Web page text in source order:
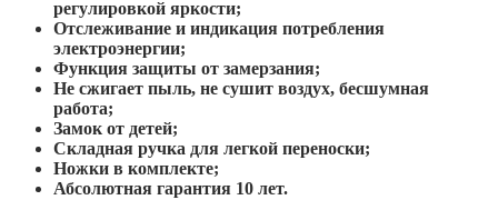
регулировкой яркости;
Отслеживание и индикация потребления
электроэнергии;
Функция защиты от замерзания;
Не сжигает пыль, не сушит воздух, бесшумная
работа;
Замок от детей;
Складная ручка для легкой переноски;
Ножки в комплекте;
Абсолютная гарантия 10 лет.